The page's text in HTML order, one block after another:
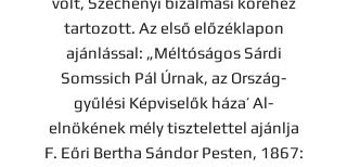
tartozott. Az első előzéklapon
ajánlással: „Méltóságos Sárdi
Somssich Pál Úrnak, az Ország-
gyűlési Képviselők háza’ Al-
elnökének mély tisztelettel ajánlja
F. Eőri Bertha Sándor Pesten, 1867: